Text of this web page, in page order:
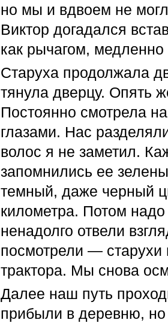
но мы и вдвоем не
Виктор догадался
как рычагом,
Старуха продолжала
тянула дверцу. Опять
Постоянно смотрела
глазами. Нас
волос я не заметил.
запомнились ее
темный, даже черный
километра. Потом
ненадолго отвели
посмотрели — старухи
трактора. Мы снова
Далее наш путь
прибыли в деревню, но